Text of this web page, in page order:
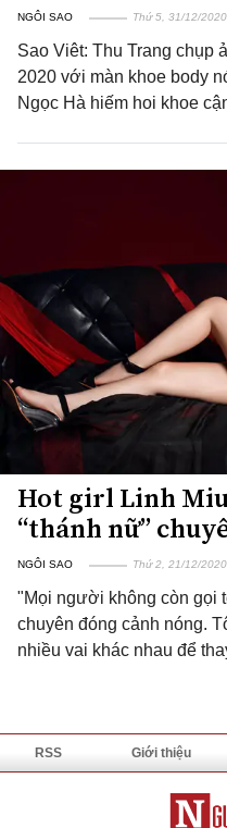
NGÔI SAO Thứ 5, 31/12/
Sao Viêt: Thu Trang chụp
2020 với màn khoe body
Ngọc Hà hiếm hoi khoe
Hot girl Linh
“thánh nữ”
NGÔI SAO Thứ 2, 21/12/
"Mọi người không còn gọi
chuyên đóng cảnh nóng.
nhiều vai khác nhau để
RSS Giới thiệu